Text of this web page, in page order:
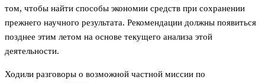
том, чтобы найти способы экономии средств при сохранении
прежнего научного результата. Рекомендации должны появиться
позднее этим летом на основе текущего анализа этой
деятельности.
Ходили разговоры о возможной частной миссии по